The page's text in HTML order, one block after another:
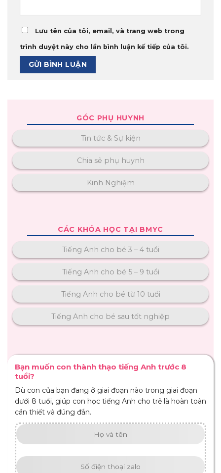
Lưu tên của tôi, email, và trang web trong
trình duyệt này cho lần bình luận kế tiếp của tôi.
GÓC PHỤ HUYNH
Tin tức & Sự kiện
Chia sẻ phụ huynh
Kinh Nghiệm
CÁC KHÓA HỌC TẠI BMYC
Tiếng Anh cho bé 3 – 4 tuổi
Tiếng Anh cho bé 5 – 9 tuổi
Tiếng Anh cho bé từ 10 tuổi
Tiếng Anh cho bé sau tốt nghiệp
Bạn muốn con thành thạo tiếng Anh trước 8
tuổi?
Dù con của bạn đang ở giai đoạn nào trong giai đoạn
dưới 8 tuổi, giúp con học tiếng Anh cho trẻ là hoàn toàn
cần thiết và đúng đắn.